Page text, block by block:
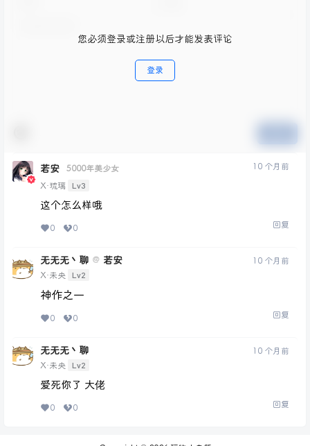
您必须登录或注册以后才能发表评论
登录
若安
5000年美少女
X·琉璃
Lv3
10 个月前
这个怎么样哦
0 0 回复
无无无丶聊 @ 若安
X·未央 Lv2
10 个月前
神作之一
0 0 回复
无无无丶聊
X·未央 Lv2
10 个月前
爱死你了 大佬
0 0 回复